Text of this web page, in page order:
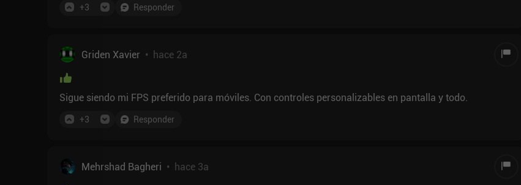
+3 Responder
Griden Xavier • hace 2a
Sigue siendo mi FPS preferido para móviles. Con controles personalizables en pantalla y todo.
+3 Responder
Mehrshad Bagheri • hace 3a